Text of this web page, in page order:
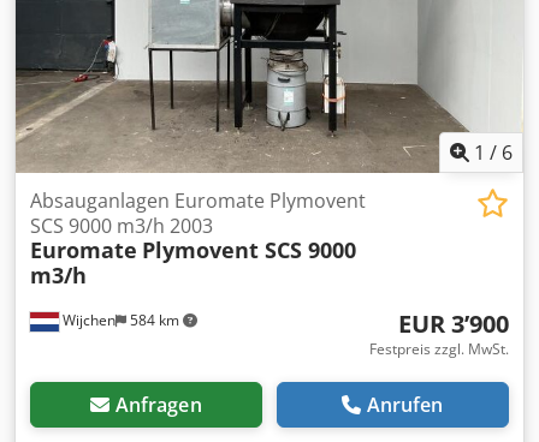
Dkjdpfx Asztbwhjpwjr
Mehrwertsteuer/Differenzbesteuerung: Mehrwertsteuer
abzugsfähig für Unternehmer Lieferung und
Inzahlungnahme jederzeit möglich für alles aus dem
Industriebereich Yorick Diebels
1 / 6
Wijchen 584 km
Absauganlagen Euromate Plymovent
SCS 9000 m3/h 2003
Euromate Plymovent SCS 9000
m3/h
EUR 3’900
Festpreis zzgl. MwSt.
Anfragen Anrufen